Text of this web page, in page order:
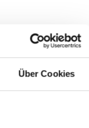
Über Cookies